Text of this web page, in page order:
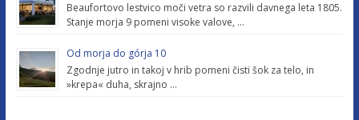
Beaufortovo lestvico moči vetra so razvili davnega leta 1805.
Stanje morja 9 pomeni visoke valove, …
Od morja do górja 10
Zgodnje jutro in takoj v hrib pomeni čisti šok za telo, in
»krepa« duha, skrajno …